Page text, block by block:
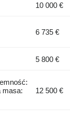
10 000 €
6 735 €
5 800 €
masa:
12 500 €